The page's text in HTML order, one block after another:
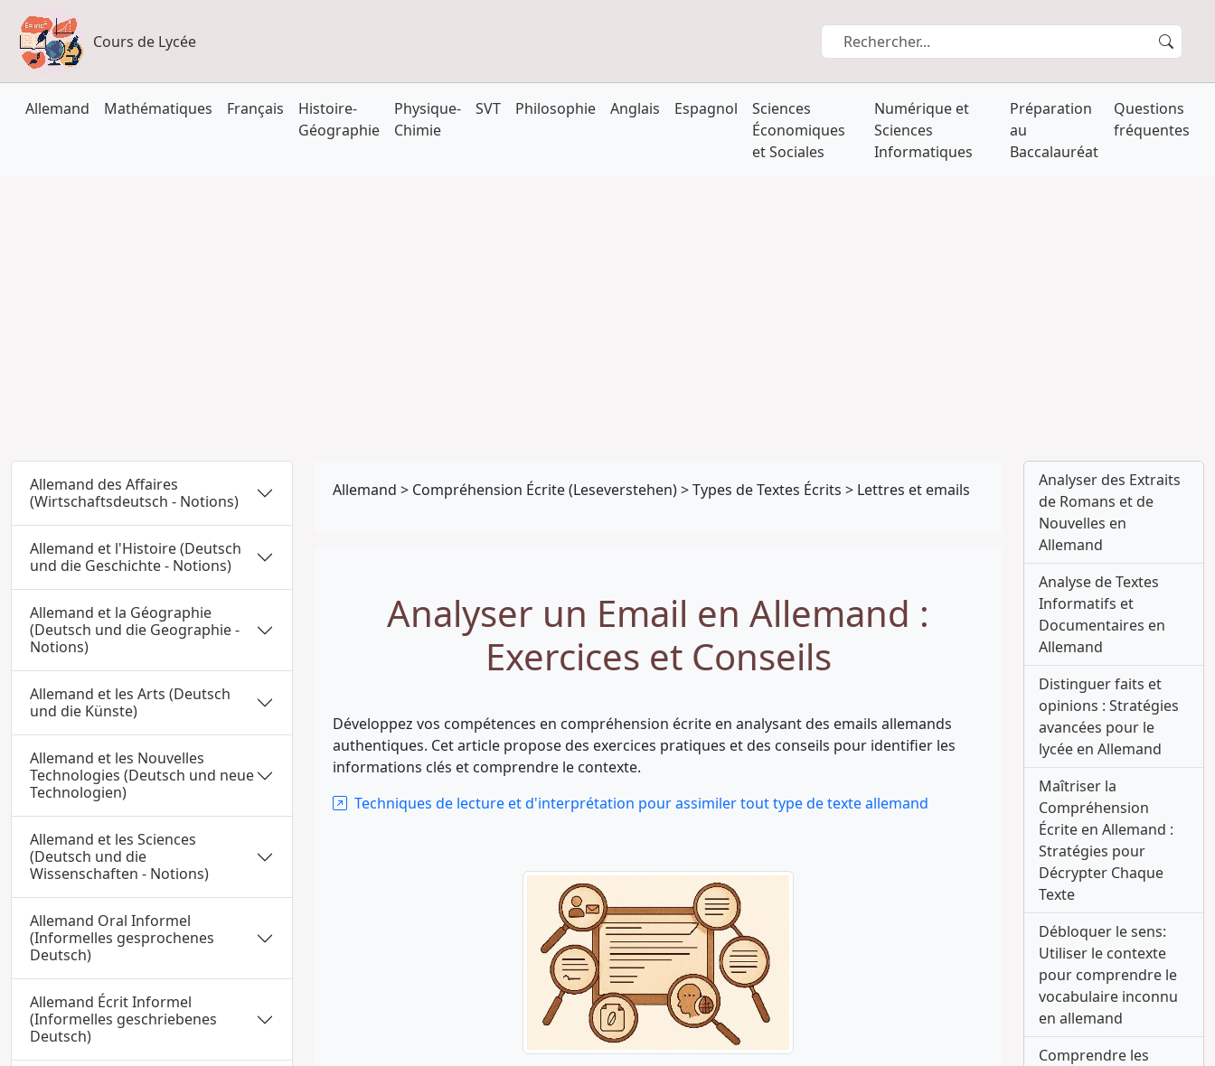
Cours de Lycée
Allemand Mathématiques Français
Histoire-
Géographie
Physique-
Chimie
SVT Philosophie Anglais Espagnol
Sciences
Économiques
et Sociales
Numérique et
Sciences
Informatiques
Préparation
au
Baccalauréat
Questions
fréquentes
Allemand des Affaires
(Wirtschaftsdeutsch - Notions)
Allemand et l'Histoire (Deutsch
und die Geschichte - Notions)
Allemand et la Géographie
(Deutsch und die Geographie -
Notions)
Allemand et les Arts (Deutsch
und die Künste)
Allemand et les Nouvelles
Technologies (Deutsch und neue
Technologien)
Allemand et les Sciences
(Deutsch und die
Wissenschaften - Notions)
Allemand Oral Informel
(Informelles gesprochenes
Deutsch)
Allemand Écrit Informel
(Informelles geschriebenes
Deutsch)
Allemand > Compréhension Écrite (Leseverstehen)>Types de Textes Écrits > Lettres et emails
Analyser un Email en Allemand :
Exercices et Conseils
Développez vos compétences en compréhension écrite en analysant des emails allemands
authentiques. Cet article propose des exercices pratiques et des conseils pour identifier les
informations clés et comprendre le contexte.
Techniques de lecture et d'interprétation pour assimiler tout type de texte allemand
Analyser des Extraits
de Romans et de
Nouvelles en
Allemand
Analyse de Textes
Informatifs et
Documentaires en
Allemand
Distinguer faits et
opinions : Stratégies
avancées pour le
lycée en Allemand
Maîtriser la
Compréhension
Écrite en Allemand :
Stratégies pour
Décrypter Chaque
Texte
Débloquer le sens:
Utiliser le contexte
pour comprendre le
vocabulaire inconnu
en allemand
Comprendre les